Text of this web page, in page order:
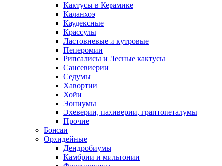
Кактусы в Керамике
Каланхоэ
Каудексные
Крассулы
Ластовневые и кутровые
Пеперомии
Рипсалисы и Лесные кактусы
Сансевиерии
Седумы
Хавортии
Хойи
Эониумы
Эхеверии, пахиверии, граптопеталумы
Прочие
Бонсаи
Орхидейные
Дендробиумы
Камбрии и мильтонии